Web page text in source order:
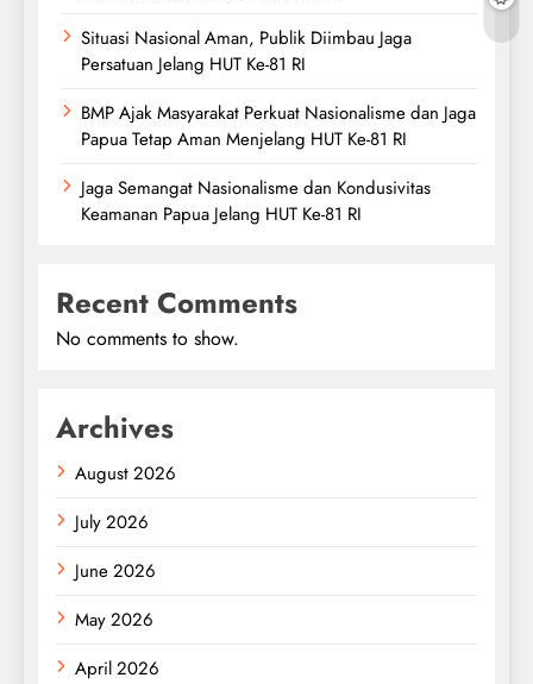
Situasi Nasional Aman, Publik Diimbau Jaga
Persatuan Jelang HUT Ke-81 RI
BMP Ajak Masyarakat Perkuat Nasionalisme dan Jaga
Papua Tetap Aman Menjelang HUT Ke-81 RI
Jaga Semangat Nasionalisme dan Kondusivitas
Keamanan Papua Jelang HUT Ke-81 RI
Recent Comments
No comments to show.
Archives
August 2026
July 2026
June 2026
May 2026
April 2026